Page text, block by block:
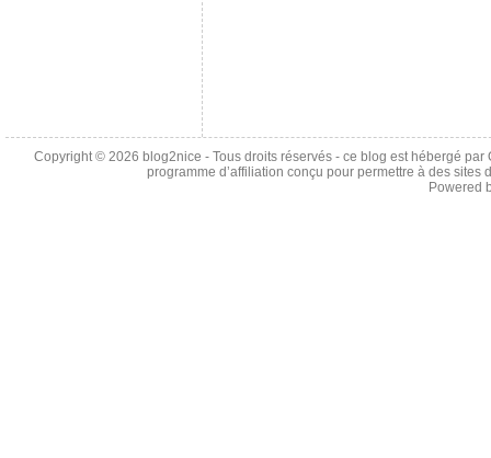
Copyright © 2026 blog2nice - Tous droits réservés - ce blog est hébergé
programme d’affiliation conçu pour permettre à des
Powered